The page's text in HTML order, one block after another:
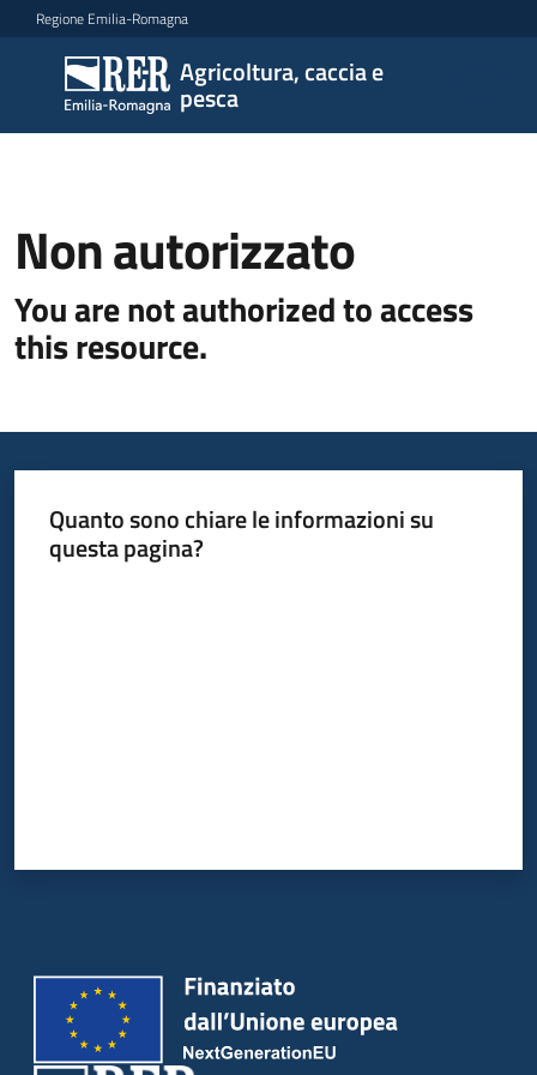
Vai al contenuto
Vai alla navigazione
Vai al footer
Regione Emilia-Romagna
Agricoltura, caccia e
pesca
Agricoltura,
caccia e
pesca
Argomenti
Novità
Servizi
atti
bandi
in
Seguici
Non autorizzato
You are not authorized to access
this resource.
Quanto sono chiare le informazioni su
questa pagina?